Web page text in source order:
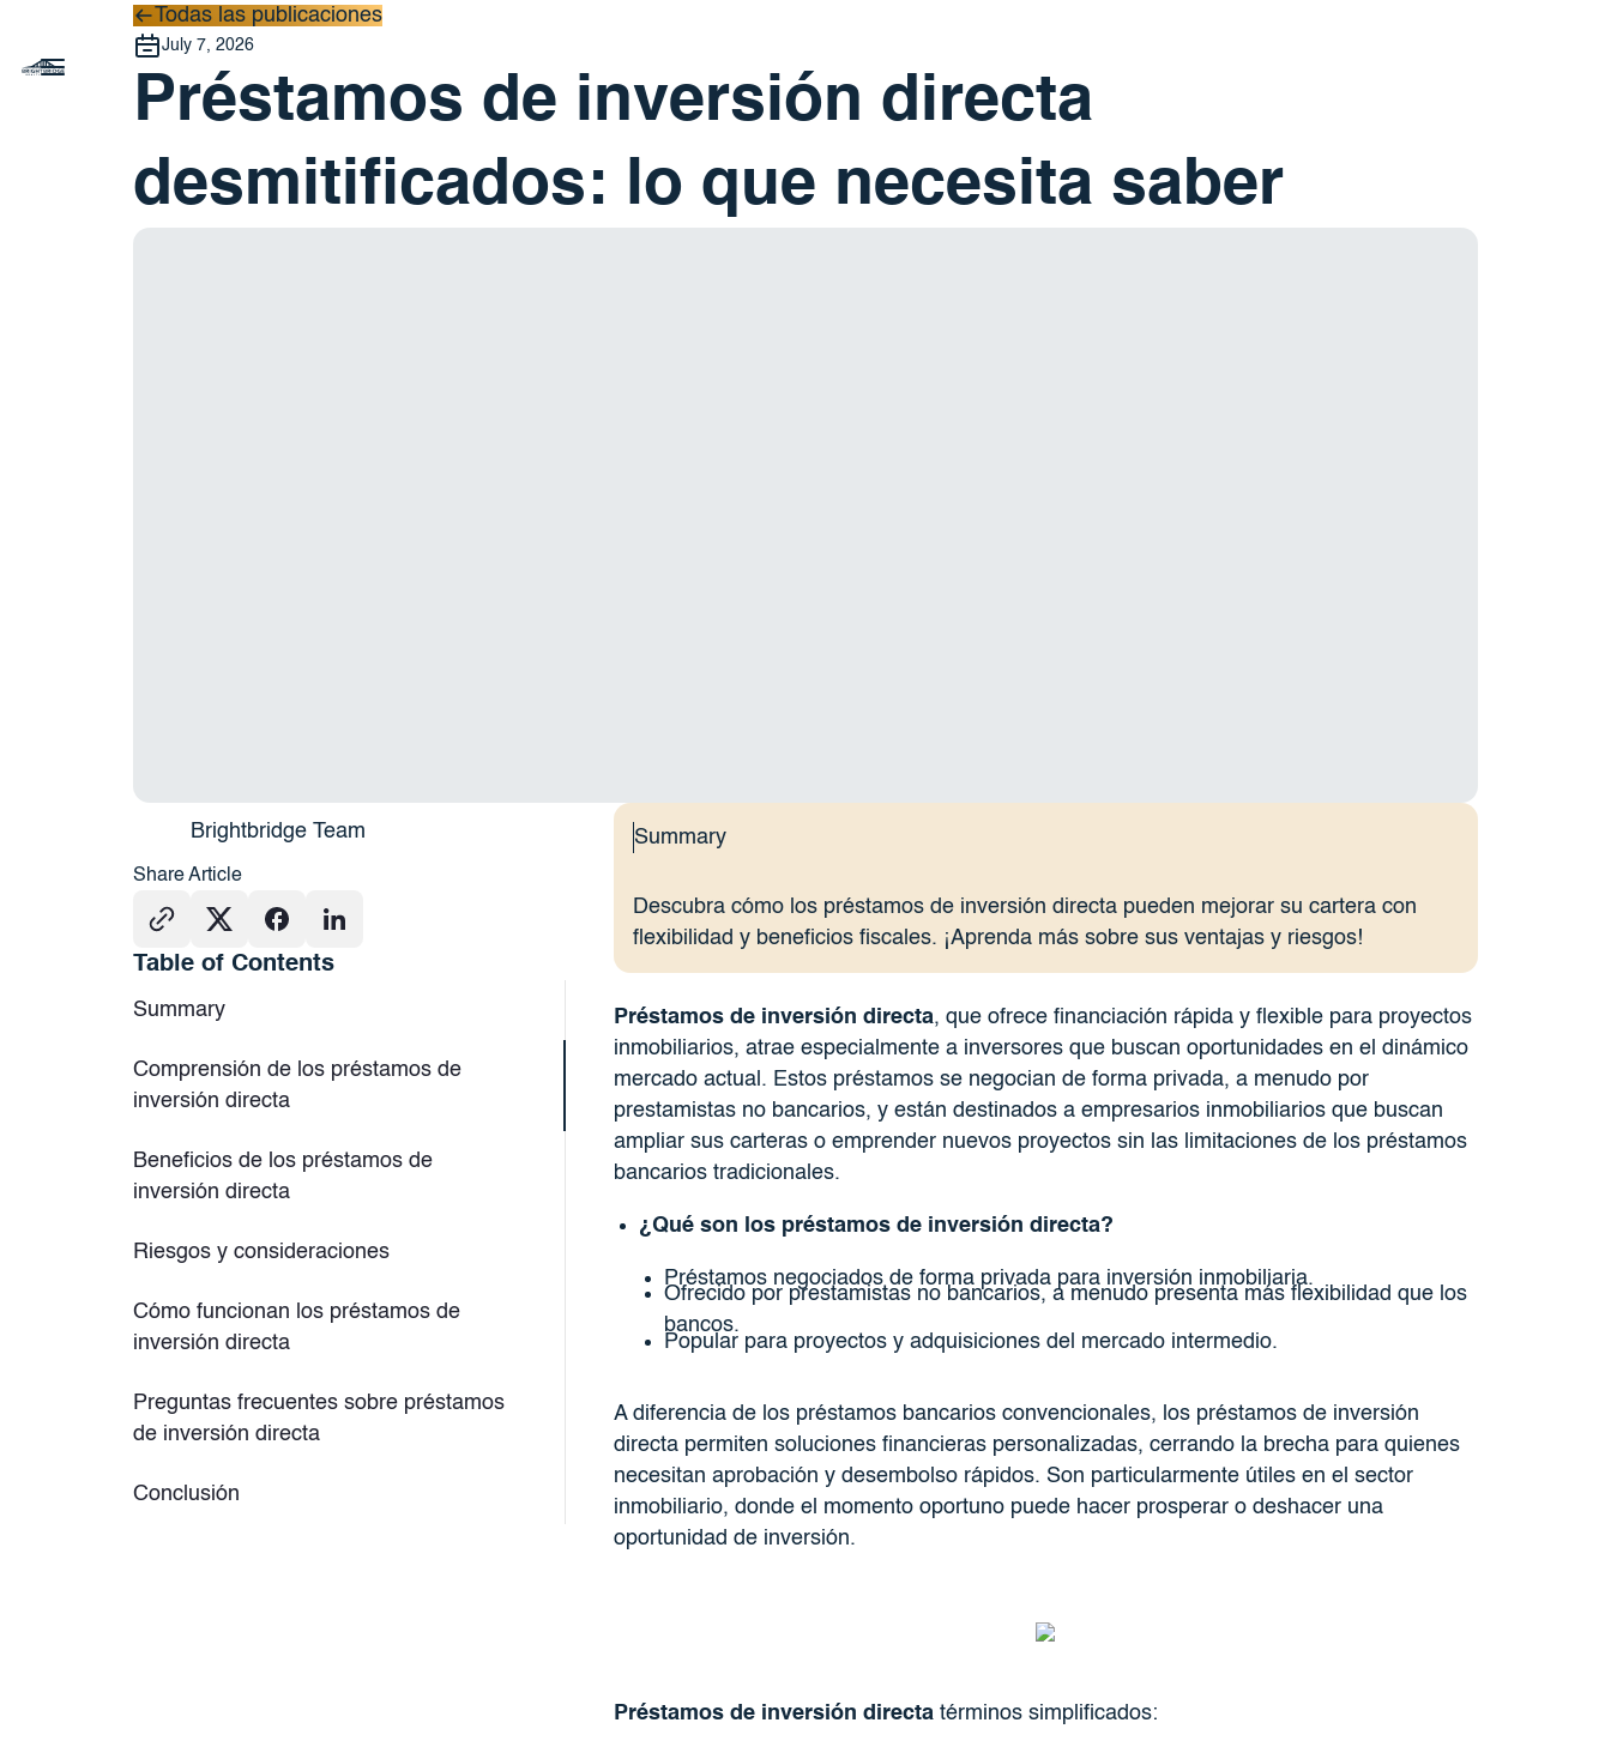
Todas las publicaciones
Todas las publicaciones
July 7, 2026
Préstamos de inversión directa
desmitificados: lo que necesita saber
Brightbridge Team
Share Article
Table of Contents
Summary
Comprensión de los préstamos de
inversión directa
Beneficios de los préstamos de
inversión directa
Riesgos y consideraciones
Cómo funcionan los préstamos de
inversión directa
Preguntas frecuentes sobre préstamos
de inversión directa
Conclusión
Summary
Descubra cómo los préstamos de inversión directa pueden mejorar su cartera con
flexibilidad y beneficios fiscales. ¡Aprenda más sobre sus ventajas y riesgos!
Préstamos de inversión directa, que ofrece financiación rápida y flexible para proyectos
inmobiliarios, atrae especialmente a inversores que buscan oportunidades en el dinámico
mercado actual. Estos préstamos se negocian de forma privada, a menudo por
prestamistas no bancarios, y están destinados a empresarios inmobiliarios que buscan
ampliar sus carteras o emprender nuevos proyectos sin las limitaciones de los préstamos
bancarios tradicionales.
¿Qué son los préstamos de inversión directa?
Préstamos negociados de forma privada para inversión inmobiliaria.
Ofrecido por prestamistas no bancarios, a menudo presenta más flexibilidad que los
bancos.
Popular para proyectos y adquisiciones del mercado intermedio.
A diferencia de los préstamos bancarios convencionales, los préstamos de inversión
directa permiten soluciones financieras personalizadas, cerrando la brecha para quienes
necesitan aprobación y desembolso rápidos. Son particularmente útiles en el sector
inmobiliario, donde el momento oportuno puede hacer prosperar o deshacer una
oportunidad de inversión.
Préstamos de inversión directatérminos simplificados: